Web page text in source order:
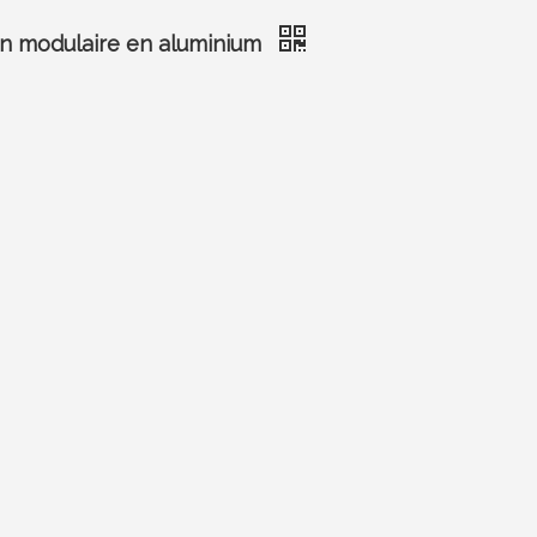
modulaire en aluminium